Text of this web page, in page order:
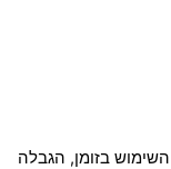
בזומן, הגבלה